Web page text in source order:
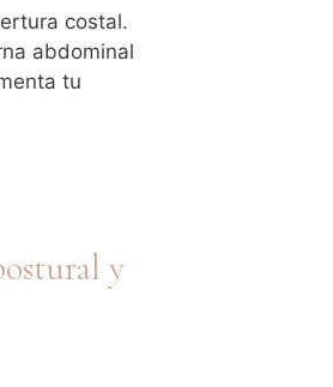
costal.
abdominal
tu
y